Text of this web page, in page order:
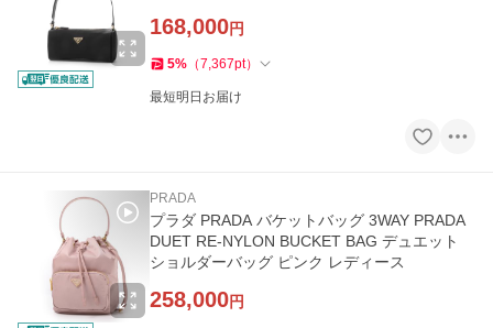
168,000円
5% （7,367pt）
最短明日お届け
PRADA
プラダ PRADA バケットバッグ 3WAY PRADA
DUET RE-NYLON BUCKET BAG デュエット
ショルダーバッグ ピンク レディース
258,000円